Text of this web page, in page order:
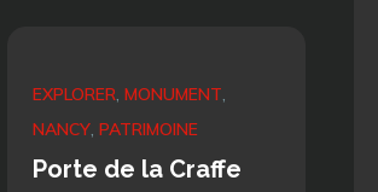
EXPLORER MONUMENT
NANCY PATRIMOINE
Porte de la Craffe